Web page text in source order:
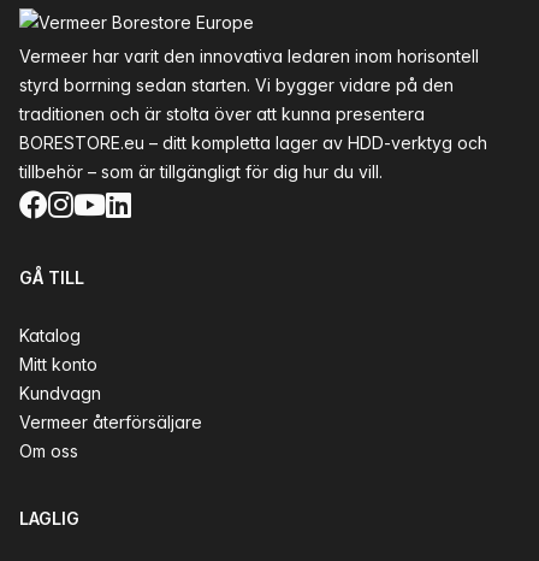
Vermeer har varit den innovativa ledaren inom horisontell
styrd borrning sedan starten. Vi bygger vidare på den
traditionen och är stolta över att kunna presentera
BORESTORE.eu – ditt kompletta lager av HDD-verktyg och
tillbehör – som är tillgängligt för dig hur du vill.
Facebook
Instagram
YouTube
LinkedIn
GÅ TILL
Katalog
Mitt konto
Kundvagn
Vermeer återförsäljare
Om oss
LAGLIG